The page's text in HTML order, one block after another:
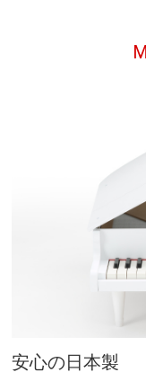
安心の日本製